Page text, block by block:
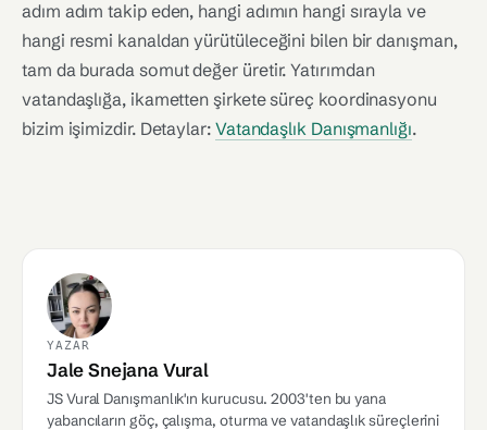
adım adım takip eden, hangi adımın hangi sırayla ve
hangi resmi kanaldan yürütüleceğini bilen bir danışman,
tam da burada somut değer üretir. Yatırımdan
vatandaşlığa, ikametten şirkete süreç koordinasyonu
bizim işimizdir. Detaylar: Vatandaşlık Danışmanlığı.
YAZAR
Jale Snejana Vural
JS Vural Danışmanlık'ın kurucusu. 2003'ten bu yana
yabancıların göç, çalışma, oturma ve vatandaşlık süreçlerini